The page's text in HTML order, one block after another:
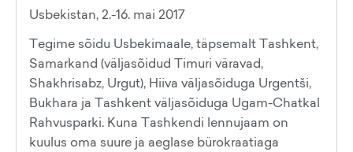
Usbekistan, 2.-16. mai 2017
Tegime sõidu Usbekimaale, täpsemalt Tashkent,
Samarkand (väljasõidud Timuri väravad,
Shakhrisabz, Urgut), Hiiva väljasõiduga Urgentši,
Bukhara ja Tashkent väljasõiduga Ugam-Chatkal
Rahvusparki. Kuna Tashkendi lennujaam on
kuulus oma suure ja aeglase bürokraatiaga